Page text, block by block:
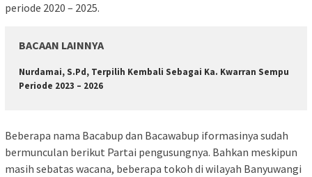
periode 2020 – 2025.
BACAAN LAINNYA
Nurdamai, S.Pd, Terpilih Kembali Sebagai Ka. Kwarran Sempu
Periode 2023 – 2026
Beberapa nama Bacabup dan Bacawabup iformasinya sudah
bermunculan berikut Partai pengusungnya. Bahkan meskipun
masih sebatas wacana, beberapa tokoh di wilayah Banyuwangi